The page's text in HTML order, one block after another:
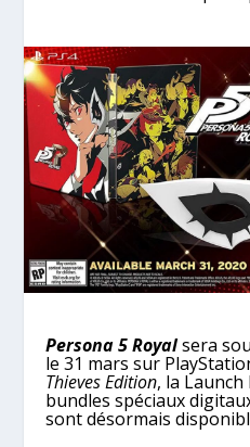
Persona 5 Royalsera
le 31 mars sur
Thieves Edition, la
bundles spéciaux
sont désormais